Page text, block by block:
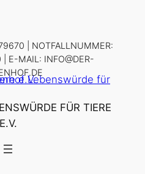
| NOTFALLNUMMER:
E-MAIL: INFO@DER-
FÜR TIERE
E.V.